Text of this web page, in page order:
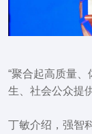
“聚合起高质量
生、社会公众提
丁敏介绍，强智